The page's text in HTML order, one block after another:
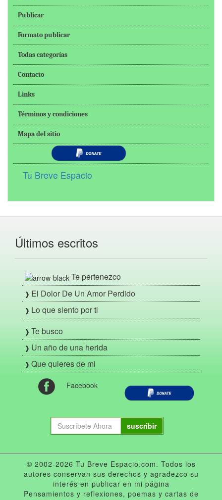
Publicar
Formato publicar
Todas categorías
Contacto
Links
Términos y condiciones
Mapa del sitio
Tu Breve Espacio
Últimos escritos
Te pertenezco
El Dolor De Un Amor Perdido
Lo que siento por ti
Te busco
Un año de una herida
Que quieres de mi
Facebook
suscribir
© 2002-2026 Tu Breve Espacio.com. Todos los
autores conservan sus derechos y agradezco su
interés en publicar en mi página
Pensamientos y reflexiones, poemas y cartas de